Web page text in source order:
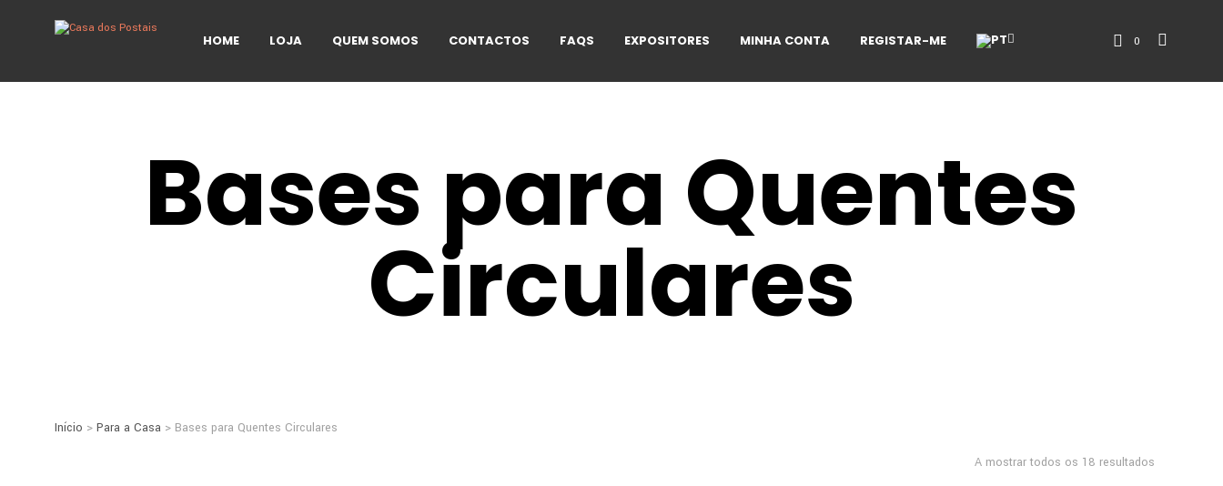
0
HOME LOJA QUEM SOMOS CONTACTOS FAQS EXPOSITORES MINHA CONTA REGISTAR-ME
Bases para Quentes
Circulares
Início > Para a Casa > Bases para Quentes Circulares
A mostrar todos os 18 resultados